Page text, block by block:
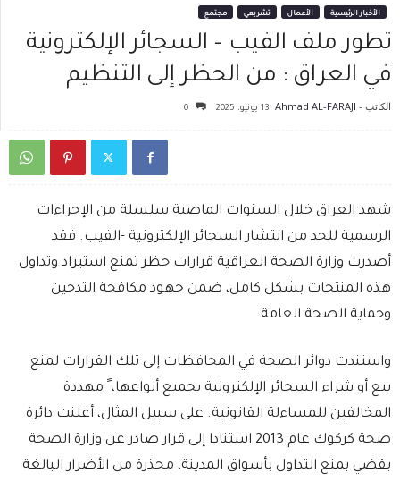
الأخبار الرئيسية الأعمال تشريعي مجتمع
تطور ملف الفيب – السجائر الإلكترونية
في العراق : من الحظر إلى التنظيم
الكاتب - Ahmad AL-FARAJI 13 يونيو، 2025 0
شهد العراق خلال السنوات الماضية سلسلة من الإجراءات
الرسمية للحد من انتشار السجائر الإلكترونية -الفيب. فقد
أصدرت وزارة الصحة العراقية قرارات حظر تمنع استيراد وتداول
هذه المنتجات بشكل كامل، ضمن جهود مكافحة التدخين
وحماية الصحة العامة.
واستندت دوائر الصحة في المحافظات إلى تلك القرارات لمنع
بيع أو شراء السجائر الإلكترونية بجميع أنواعها، ً مهددة
المخالفين للمساءلة القانونية. على سبيل المثال، أعلنت دائرة
صحة كركوك عام 2013 استنادا إلى قرار صادر عن وزارة الصحة
يقضي بمنع التداول بأسواق المدينة، محذرة من الأضرار البالغة